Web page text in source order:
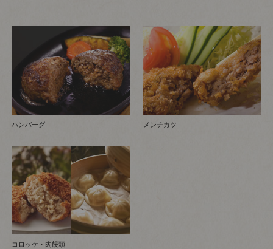
ハンバーグ メンチカツ
コロッケ・肉饅頭